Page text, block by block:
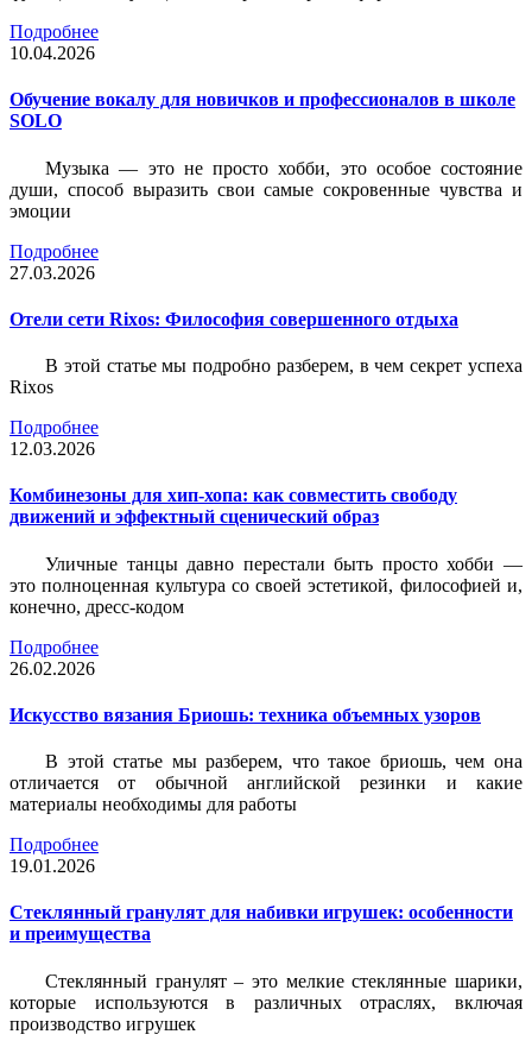
Подробнее
10.04.2026
Обучение вокалу для новичков и профессионалов в школе
SOLO
Музыка — это не просто хобби, это особое состояние
души, способ выразить свои самые сокровенные чувства и
эмоции
Подробнее
27.03.2026
Отели сети Rixos: Философия совершенного отдыха
В этой статье мы подробно разберем, в чем секрет успеха
Rixos
Подробнее
12.03.2026
Комбинезоны для хип-хопа: как совместить свободу
движений и эффектный сценический образ
Уличные танцы давно перестали быть просто хобби —
это полноценная культура со своей эстетикой, философией и,
конечно, дресс-кодом
Подробнее
26.02.2026
Искусство вязания Бриошь: техника объемных узоров
В этой статье мы разберем, что такое бриошь, чем она
отличается от обычной английской резинки и какие
материалы необходимы для работы
Подробнее
19.01.2026
Стеклянный гранулят для набивки игрушек: особенности
и преимущества
Стеклянный гранулят – это мелкие стеклянные шарики,
которые используются в различных отраслях, включая
производство игрушек